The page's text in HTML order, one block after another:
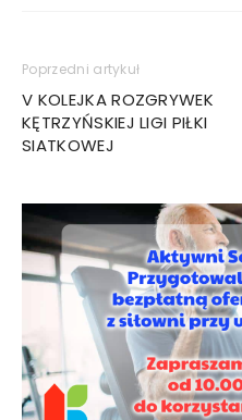
Poprzedni artykuł
V KOLEJKA ROZGRYWEK
KĘTRZYŃSKIEJ LIGI PIŁKI
SIATKOWEJ